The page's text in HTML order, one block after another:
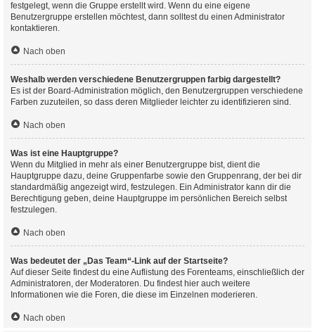
festgelegt, wenn die Gruppe erstellt wird. Wenn du eine eigene
Benutzergruppe erstellen möchtest, dann solltest du einen Administrator
kontaktieren.
Nach oben
Weshalb werden verschiedene Benutzergruppen farbig dargestellt?
Es ist der Board-Administration möglich, den Benutzergruppen verschiedene
Farben zuzuteilen, so dass deren Mitglieder leichter zu identifizieren sind.
Nach oben
Was ist eine Hauptgruppe?
Wenn du Mitglied in mehr als einer Benutzergruppe bist, dient die
Hauptgruppe dazu, deine Gruppenfarbe sowie den Gruppenrang, der bei dir
standardmäßig angezeigt wird, festzulegen. Ein Administrator kann dir die
Berechtigung geben, deine Hauptgruppe im persönlichen Bereich selbst
festzulegen.
Nach oben
Was bedeutet der „Das Team“-Link auf der Startseite?
Auf dieser Seite findest du eine Auflistung des Forenteams, einschließlich der
Administratoren, der Moderatoren. Du findest hier auch weitere
Informationen wie die Foren, die diese im Einzelnen moderieren.
Nach oben